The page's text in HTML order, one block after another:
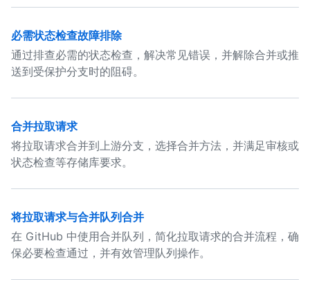
必需状态检查故障排除
通过排查必需的状态检查，解决常见错误，并解除合并或推
送到受保护分支时的阻碍。
合并拉取请求
将拉取请求合并到上游分支，选择合并方法，并满足审核或
状态检查等存储库要求。
将拉取请求与合并队列合并
在 GitHub 中使用合并队列，简化拉取请求的合并流程，确
保必要检查通过，并有效管理队列操作。